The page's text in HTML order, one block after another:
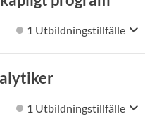
1 Utbildningstillfällekeyboard_arrow_down
1 Utbildningstillfällekeyboard_arrow_down